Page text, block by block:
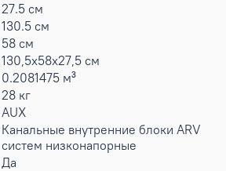
27.5 см
130.5 см
58 см
130,5x58x27,5 см
0.2081475 м³
28 кг
AUX
Канальные внутренние блоки ARV
систем низконапорные
Да